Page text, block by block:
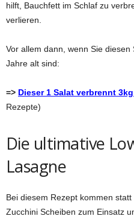
hilft, Bauchfett im Schlaf zu
verlieren.
Vor allem dann, wenn Sie
Jahre alt sind:
=> Dieser 1 Salat verbrennt
Rezepte)
Die ultimative
Lasagne
Bei diesem Rezept kommen
Zucchini Scheiben zum Einsatz